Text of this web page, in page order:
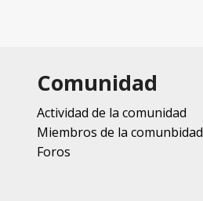
Comunidad
Actividad de la comunidad
Miembros de la comunbidad
Foros